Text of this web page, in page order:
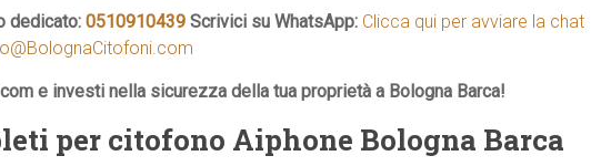
dedicato: 0510910439 Scrivici su WhatsApp: Clicca qui per avviare la chat
e investi nella sicurezza della tua proprietà a Bologna Barca!
per citofono Aiphone Bologna Barca